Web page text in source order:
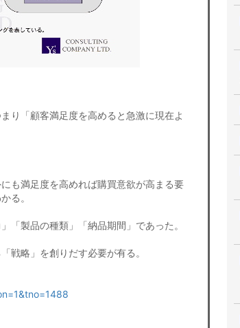
り「顧客満足度を高めると急激に現在よ
も満足度を高めれば購買意欲が高まる要
る。
「製品の種類」「納品期間」であった。
戦略」を創りだす必要が有る。